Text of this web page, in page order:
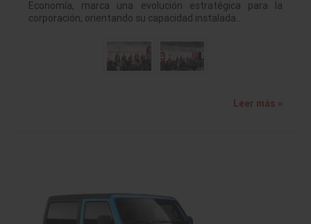
Economía, marca una evolución estratégica para la
corporación, orientando su capacidad instalada…
Leer más »